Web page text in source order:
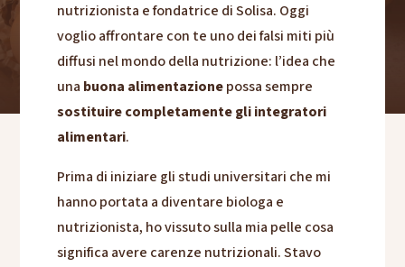
nutrizionista e fondatrice di Solisa. Oggi
voglio affrontare con te uno dei falsi miti più
diffusi nel mondo della nutrizione: l’idea che
una buona alimentazionepossa sempre
sostituire completamente gli integratori
alimentari.
Prima di iniziare gli studi universitari che mi
hanno portata a diventare biologa e
nutrizionista, ho vissuto sulla mia pelle cosa
significa avere carenze nutrizionali. Stavo